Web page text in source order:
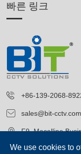
빠른 링크
+86-139-2068-
sales@bit-cctv.com
F9, Macalline
District, Tianjin,
We use cookies to